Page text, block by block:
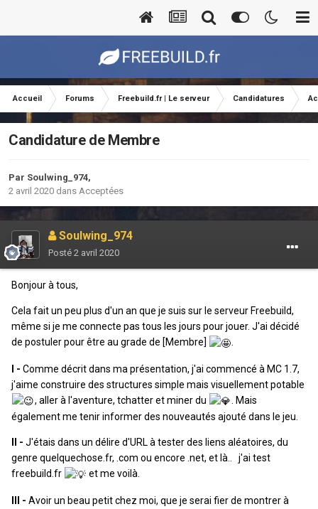
Accueil Forums Freebuild.fr | Le serveur Candidatures
Candidature de Membre
Par Soulwing_974,
2 avril 2020 dans Acceptées
Soulwing_974
Posté 2 avril 2020
Bonjour à tous,
Cela fait un peu plus d'un an que je suis sur le serveur Freebuild,
même si je me connecte pas tous les jours pour jouer. J'ai décidé
de postuler pour être au grade de [Membre]
.
I - Comme décrit dans ma présentation, j'ai commencé à MC 1.7,
j'aime construire des structures simple mais visuellement potable
, aller à l'aventure, tchatter et miner du
. Mais
également me tenir informer des nouveautés ajouté dans le jeu.
II - J'étais dans un délire d'URL à tester des liens aléatoires, du
genre quelquechose.fr, .com ou encore .net, et là.. j'ai test
freebuild.fr
et me voilà.
III - Avoir un beau petit chez moi, que je serai fier de montrer à